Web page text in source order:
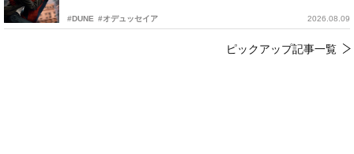
#DUNE #オデュッセイア 2026.08.09
ピックアップ記事一覧